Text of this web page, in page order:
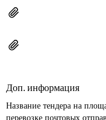
Доп. информация
Название тендера на
перевозке почтовых